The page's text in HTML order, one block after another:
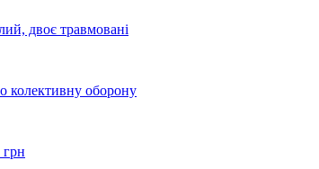
двоє травмовані
колективну оборону
грн